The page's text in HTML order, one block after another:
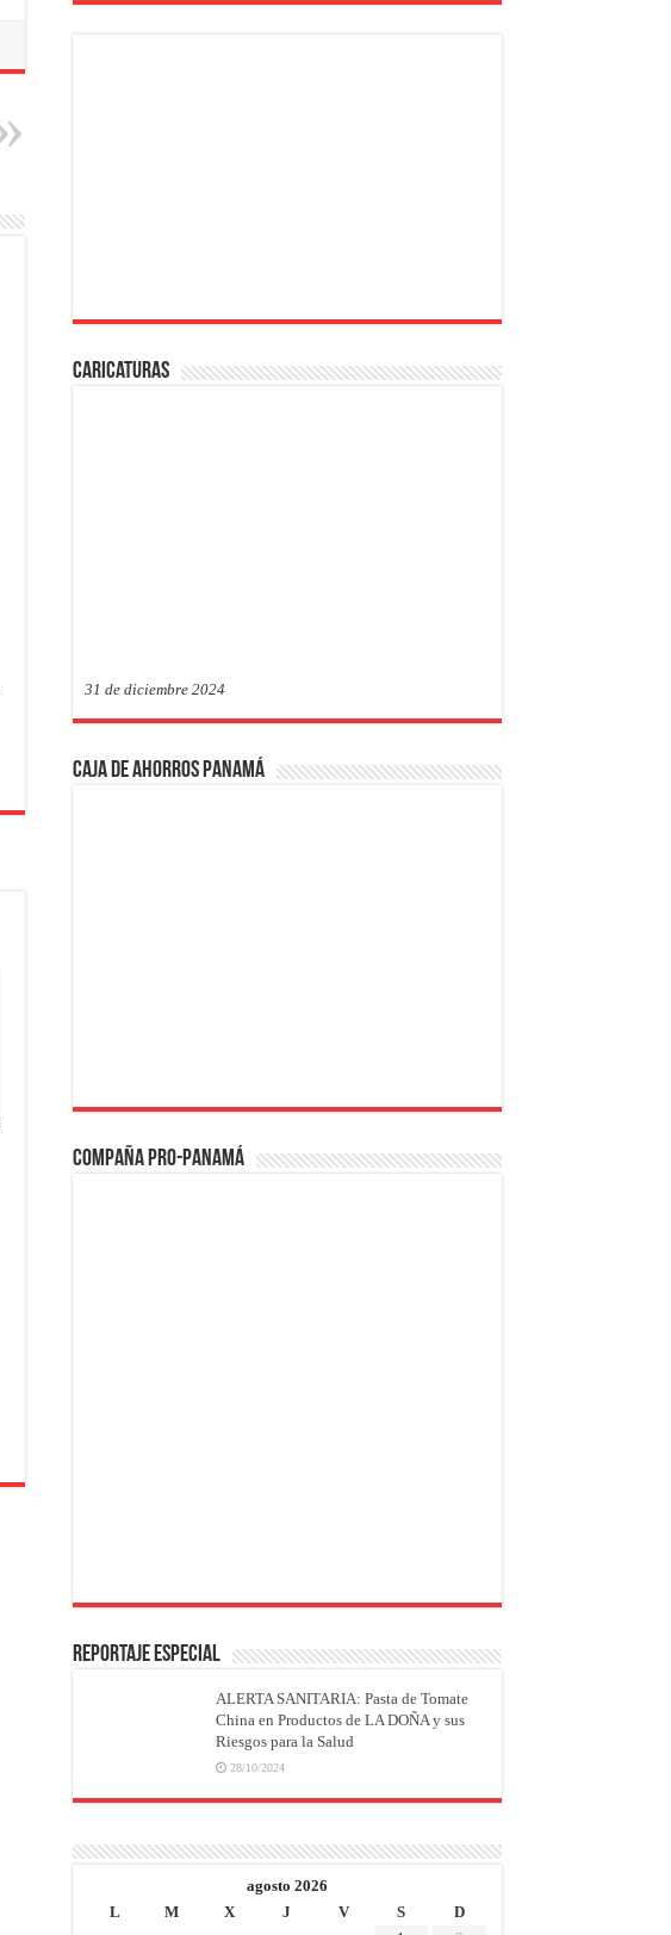
Caricaturas
31 de diciembre 2024
Caja de Ahorros Panamá
Compaña PRO-Panamá
REPORTAJE ESPECIAL
ALERTA SANITARIA: Pasta de Tomate
China en Productos de LA DOÑA y sus
Riesgos para la Salud
28/10/2024
agosto 2026
L
M X J V S
D